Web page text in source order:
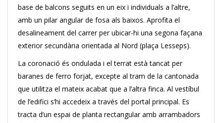
base de balcons seguits en un eix i individuals a l’altre,
amb un pilar angular de fosa als baixos. Aprofita el
desalineament del carrer per ubicar-hi una segona façana
exterior secundària orientada al Nord (plaça Lesseps).
La coronació és ondulada i el terrat està tancat per
baranes de ferro forjat, excepte al tram de la cantonada
que utilitza el mateix acabat que a l’altra finca. Al vestíbul
de l’edifici s’hi accedeix a través del portal principal. Es
tracta d’un espai de planta rectangular amb arrambadors